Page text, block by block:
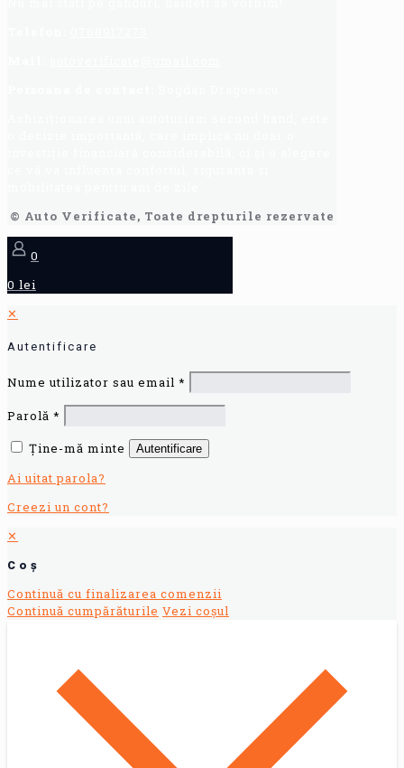
© Auto Verificate, Toate drepturile rezervate
0
0 lei
✕
Autentificare
Nume utilizator sau email *
Parolă *
Ține-mă minte
Autentificare
Ai uitat parola?
Creezi un cont?
✕
Coș
Continuă cu finalizarea comenzii
Continuă cumpărăturile Vezi coșul